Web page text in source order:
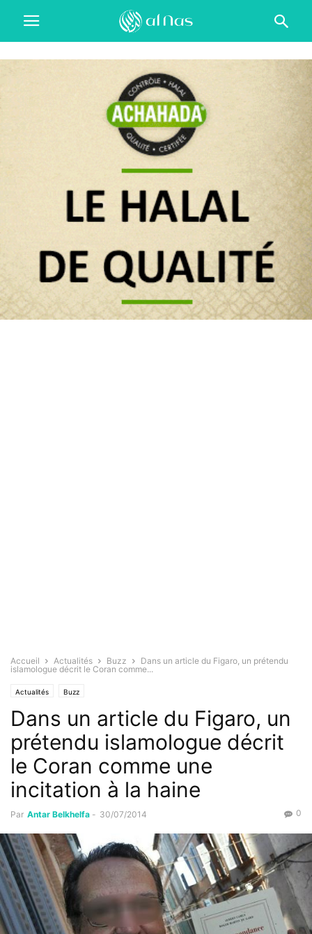
Accueil Actualités Buzz
Dans un article du Figaro, un prétendu
islamologue décrit le Coran comme...
Actualités Buzz
Dans un article du Figaro, un
prétendu islamologue décrit
le Coran comme une
incitation à la haine
Par Antar Belkhelfa - 30/07/2014 0